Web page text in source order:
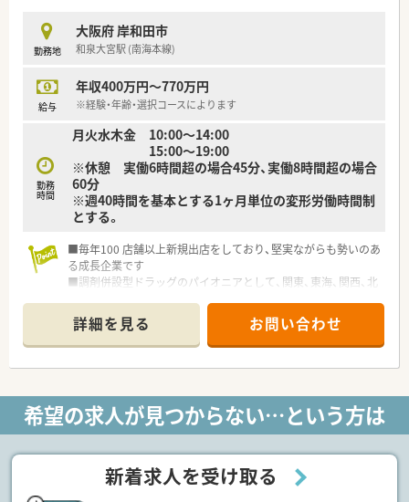
があるのも特徴です
勤務地
大阪府 岸和田市
和泉大宮駅 (南海本線)
給与
年収400万円～770万円
※経験・年齢・選択コースによります
勤務
時間
月火水木金 10:00〜14:00
15:00〜19:00
※休憩 実働6時間超の場合45分、実働8時間超の場合
60分
※週40時間を基本とする1ヶ月単位の変形労働時間制
とする。
■毎年100 店舗以上新規出店をしており、堅実ながらも勢いのあ
る成長企業です
■調剤併設型ドラッグのパイオニアとして、関東、東海、関西、北
■研修制度は様々なプランがあり、集合研修だけでなく任意で受
講可能な研修も幅広く用意されています
■店舗で活躍する従業員、社外で活躍する従業員、将来経営幹部
となる従業員など、薬剤師として様々な活躍ができるフィールド
■総合薬剤師・調剤薬剤師（土日休み・19時までの勤務）どちらか
の働き方を選択できます
■調剤併設型だけでなく「医療モール・クリニック併設店舗」「敷
■在宅医療にも積極的取り組んでおり「訪問調剤特化型店舗」を
詳細を見る お問い合わせ
希望の求人が見つからない…という方は
新着求人を受け取る